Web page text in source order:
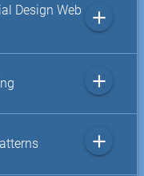
Design Web
add
add
add